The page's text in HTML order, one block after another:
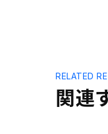
関連
RELATED